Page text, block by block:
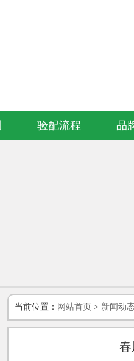
验配流程 品
当前位置： 网站首页 > 新闻动
春